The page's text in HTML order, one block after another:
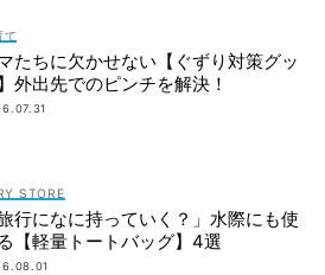
て
たちに欠かせない【ぐずり対策グッ
外出先でのピンチを解決！
STORE
旅行になに持っていく？」水際にも使
【軽量トートバッグ】4選